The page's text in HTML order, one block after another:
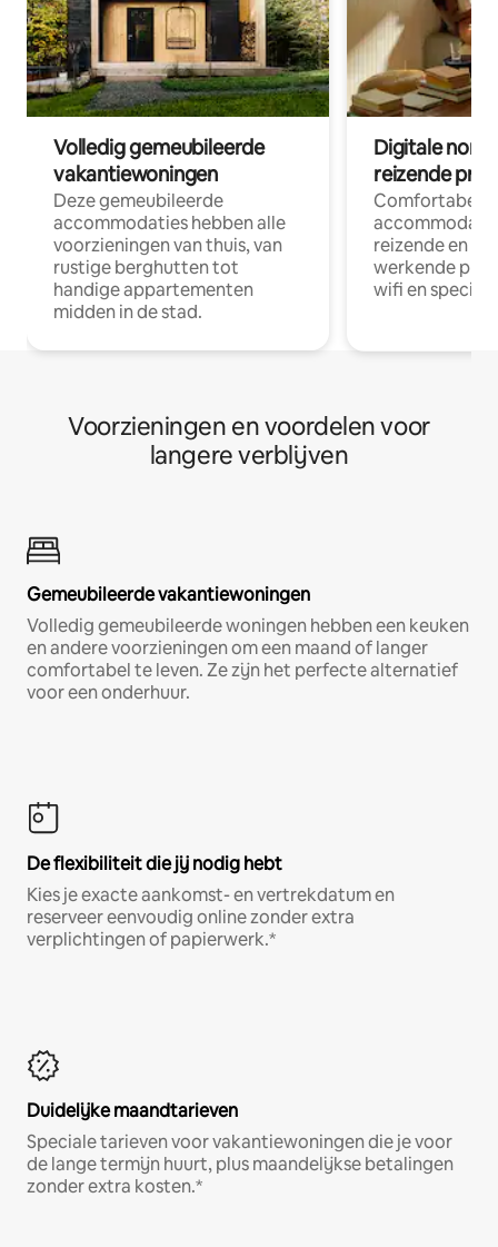
Volledig gemeubileerde
vakantiewoningen
Deze gemeubileerde
accommodaties hebben alle
voorzieningen van thuis, van
rustige berghutten tot
handige appartementen
midden in de stad.
Digitale
reizende
Comfortabele
reizende en
werkende
wifi en
Voorzieningen en voordelen voor
langere verblijven
Gemeubileerde vakantiewoningen
Volledig gemeubileerde woningen hebben een keuken
en andere voorzieningen om een maand of langer
comfortabel te leven. Ze zijn het perfecte alternatief
voor een onderhuur.
De flexibiliteit die jij nodig hebt
Kies je exacte aankomst- en vertrekdatum en
reserveer eenvoudig online zonder extra
verplichtingen of papierwerk.*
Duidelijke maandtarieven
Speciale tarieven voor vakantiewoningen die je voor
de lange termijn huurt, plus maandelijkse betalingen
zonder extra kosten.*